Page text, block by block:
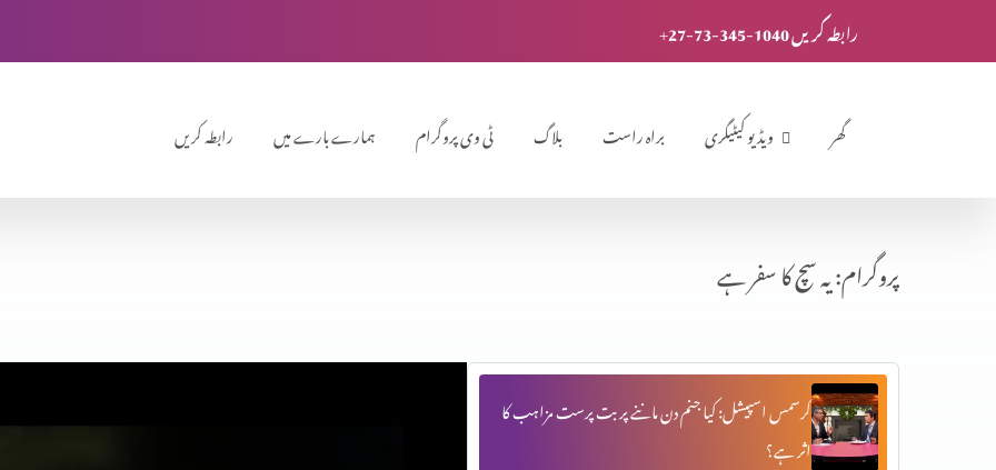
+27-73-345-1040 رابطہ کریں
رابطہ کریں ہمارے بارے میں ٹی وی پروگرام بلاگ براہ راست ویڈیو کیٹیگری گھر
پروگرام: یہ سچ کا سفر ہے
کرسمس اسپیشل: کیا جنم دن ماننے پر بت پرست مزاہب کا
اثر ہے؟